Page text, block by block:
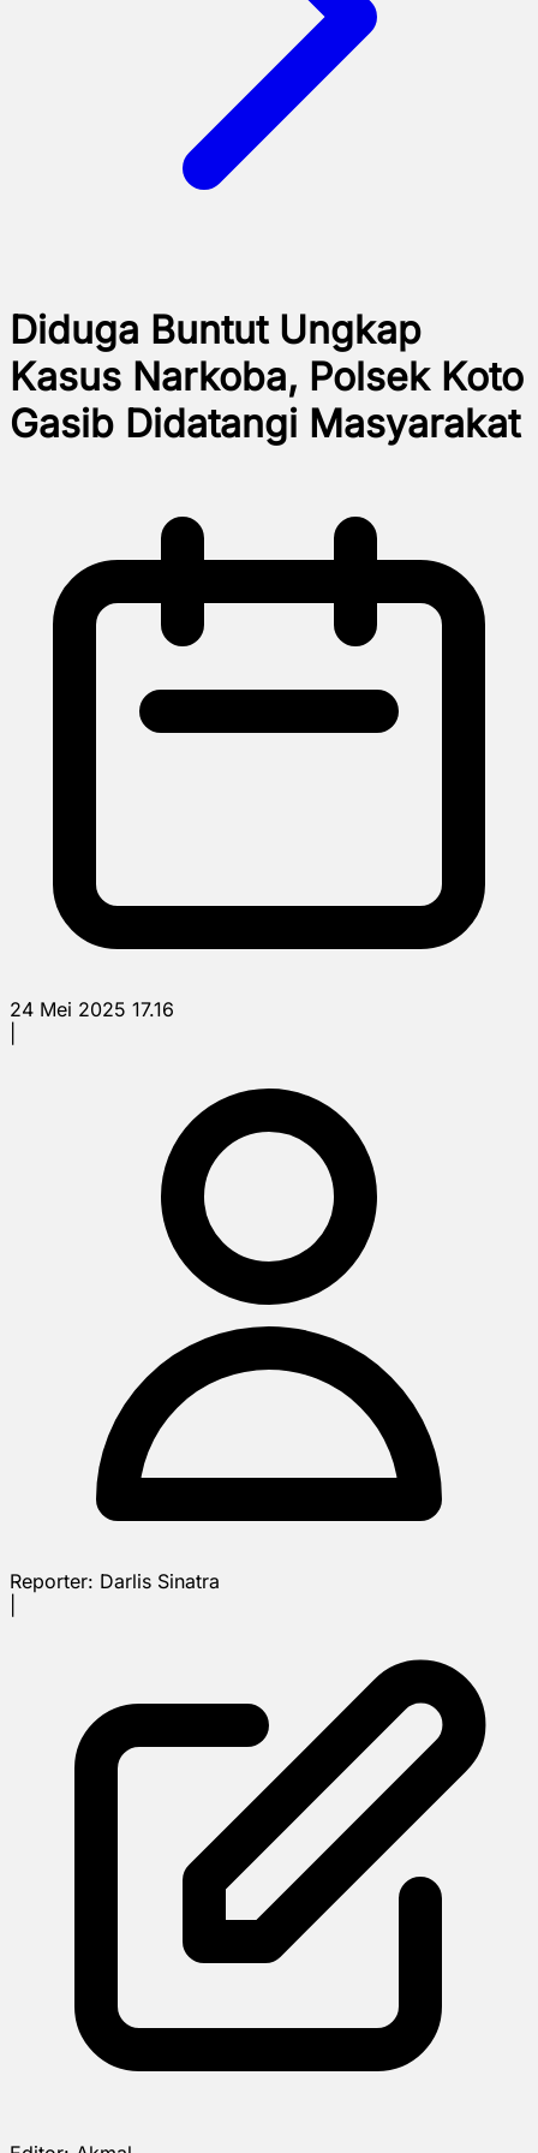
Diduga Buntut Ungkap
Kasus Narkoba, Polsek Koto
Gasib Didatangi Masyarakat
24 Mei 2025 17.16
Reporter: Darlis Sinatra